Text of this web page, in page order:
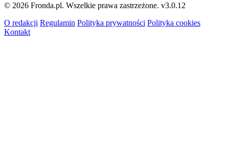
© 2026 Fronda.pl. Wszelkie prawa zastrzeżone. v3.0.12
O redakcji Regulamin Polityka prywatności Polityka cookies
Kontakt